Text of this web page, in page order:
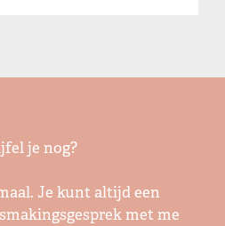
je nog?
Je kunt altijd een
met me